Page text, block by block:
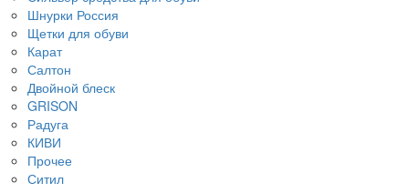
Шнурки Россия
Щетки для обуви
Карат
Салтон
Двойной блеск
GRISON
Радуга
КИВИ
Прочее
Ситил